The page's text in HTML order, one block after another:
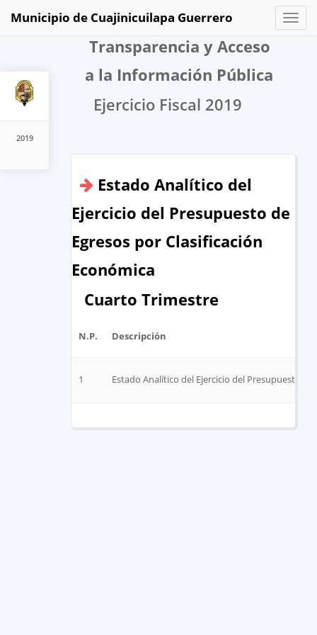
2019
Toggle
Municipio de Cuajinicuilapa Guerrero
Transparencia y Acceso
a la Información Pública
Ejercicio Fiscal 2019
Estado Analítico del
Ejercicio del Presupuesto de
Egresos por Clasificación
Económica
Cuarto Trimestre
N.P. Descripción
1 Estado Analítico del Ejercicio del Presupuesto